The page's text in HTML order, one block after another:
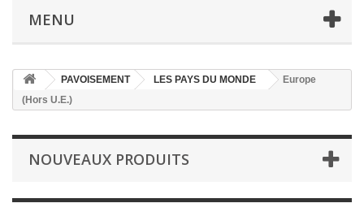
MENU
PAVOISEMENT LES PAYS DU MONDE
Europe
(Hors U.E.)
NOUVEAUX PRODUITS